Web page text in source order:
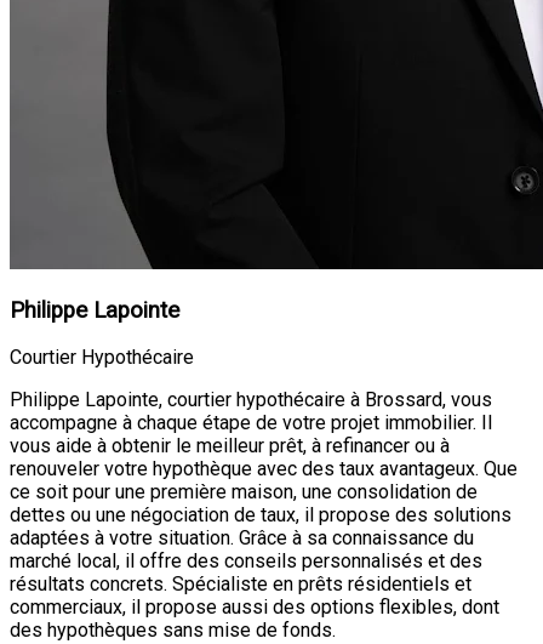
Philippe Lapointe
Courtier Hypothécaire
Philippe Lapointe, courtier hypothécaire à Brossard, vous
accompagne à chaque étape de votre projet immobilier. Il
vous aide à obtenir le meilleur prêt, à refinancer ou à
renouveler votre hypothèque avec des taux avantageux. Que
ce soit pour une première maison, une consolidation de
dettes ou une négociation de taux, il propose des solutions
adaptées à votre situation. Grâce à sa connaissance du
marché local, il offre des conseils personnalisés et des
résultats concrets. Spécialiste en prêts résidentiels et
commerciaux, il propose aussi des options flexibles, dont
des hypothèques sans mise de fonds.